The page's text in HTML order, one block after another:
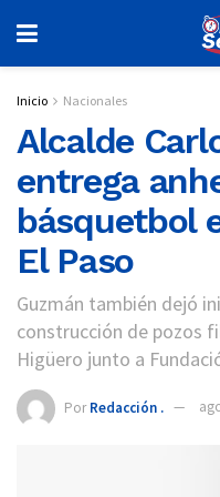
Inicio Nacionales
Alcalde
entrega
básquetbol
El Paso
Guzmán también dejó
construcción de pozos
Higüero junto a
Por Redacción .